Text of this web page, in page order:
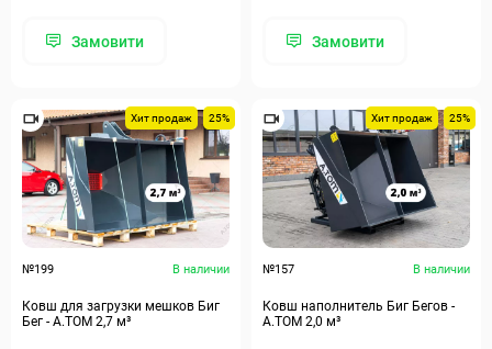
Замовити Замовити
Хит продаж 25%
№199 В наличии
Ковш для загрузки мешков Биг
Бег - А.ТОМ 2,7 м³
Хит продаж 25%
№157 В наличии
Ковш наполнитель Биг Бегов -
А.ТОМ 2,0 м³